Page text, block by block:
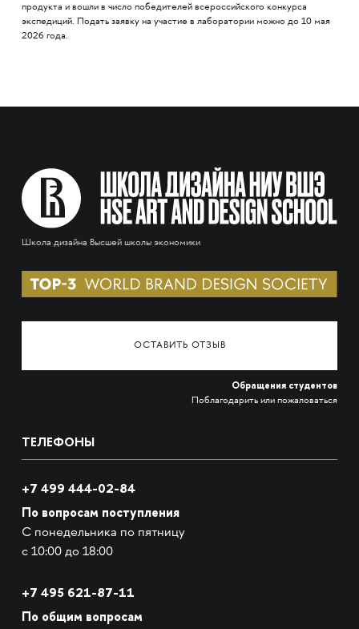
продукта и вошли в число победителей всероссийского конкурса
экспедиций. Подать заявку на участие в лаборатории можно до 10 мая
2026 года.
Школа дизайна Высшей школы экономики
ОСТАВИТЬ ОТЗЫВ
Обращения студентов
Поблагодарить или пожаловаться
ТЕЛЕФОНЫ
+7 499 444-02-84
По вопросам поступления
С понедельника по пятницу
с 10:00 до 18:00
+7 495 621-87-11
По общим вопросам